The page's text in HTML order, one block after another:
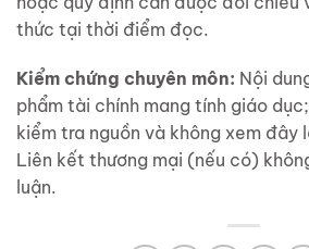
thức tại thời điểm đọc.
Kiểm chứng chuyên môn: Nội
phẩm tài chính mang tính giáo
kiểm tra nguồn và không xem đây
Liên kết thương mại (nếu có)
luận.